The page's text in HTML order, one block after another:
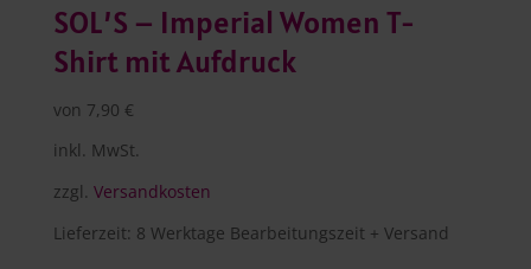
SOL’S – Imperial Women T-
Shirt mit Aufdruck
von 7,90 €
inkl. MwSt.
zzgl. Versandkosten
Lieferzeit: 8 Werktage Bearbeitungszeit + Versand